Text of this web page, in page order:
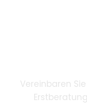
Vereinbaren